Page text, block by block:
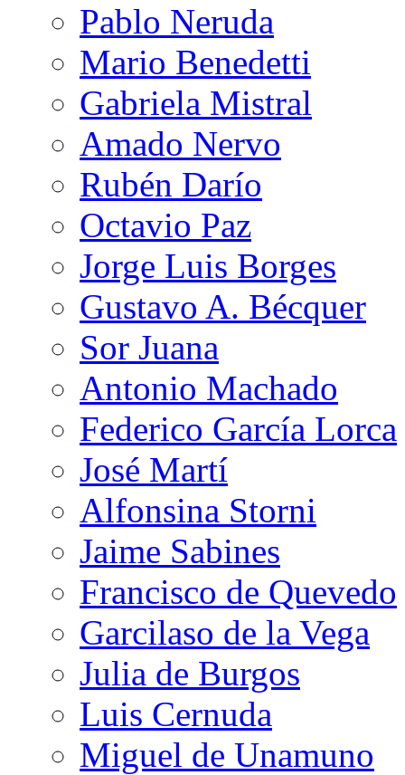
Pablo Neruda
Mario Benedetti
Gabriela Mistral
Amado Nervo
Rubén Darío
Octavio Paz
Jorge Luis Borges
Gustavo A. Bécquer
Sor Juana
Antonio Machado
Federico García Lorca
José Martí
Alfonsina Storni
Jaime Sabines
Francisco de Quevedo
Garcilaso de la Vega
Julia de Burgos
Luis Cernuda
Miguel de Unamuno